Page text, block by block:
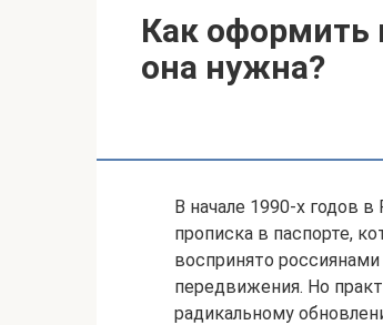
Как оформить
она нужна?
В начале 1990-х годов
прописка в паспорте,
воспринято
передвижения. Но
радикальному